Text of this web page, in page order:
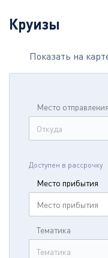
Круизы
Показать на
Место отправления
Откуда
Доступен в рассрочку
Место прибытия
Место прибытия
Тематика
Тематика